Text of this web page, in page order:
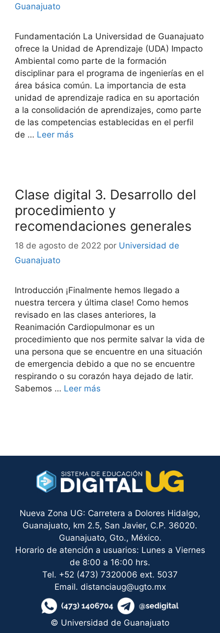
Guanajuato
Fundamentación La Universidad de Guanajuato
ofrece la Unidad de Aprendizaje (UDA) Impacto
Ambiental como parte de la formación
disciplinar para el programa de ingenierías en el
área básica común. La importancia de esta
unidad de aprendizaje radica en su aportación
a la consolidación de aprendizajes, como parte
de las competencias establecidas en el perfil
de … Leer más
Clase digital 3. Desarrollo del
procedimiento y
recomendaciones generales
18 de agosto de 2022 por Universidad de
Guanajuato
Introducción ¡Finalmente hemos llegado a
nuestra tercera y última clase! Como hemos
revisado en las clases anteriores, la
Reanimación Cardiopulmonar es un
procedimiento que nos permite salvar la vida de
una persona que se encuentre en una situación
de emergencia debido a que no se encuentre
respirando o su corazón haya dejado de latir.
Sabemos … Leer más
Nueva Zona UG: Carretera a Dolores Hidalgo,
Guanajuato, km 2.5, San Javier, C.P. 36020.
Guanajuato, Gto., México.
Horario de atención a usuarios: Lunes a Viernes
de 8:00 a 16:00 hrs.
Tel. +52 (473) 7320006 ext. 5037
Email. distanciaug@ugto.mx
© Universidad de Guanajuato